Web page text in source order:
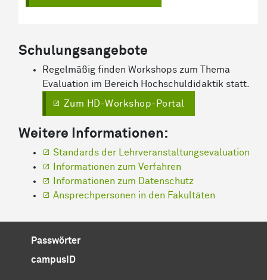
Schulungsangebote
Regelmäßig finden Workshops zum Thema
Evaluation im Bereich Hochschuldidaktik statt.
Zum HD-Workshop-Portal
Weitere Informationen:
Standards der Lehrveranstaltungsevaluation
Informationen zum Verfahren
Informationen zum Datenschutz
Ansprechpersonen in den Fakultäten
Passwörter
campusID